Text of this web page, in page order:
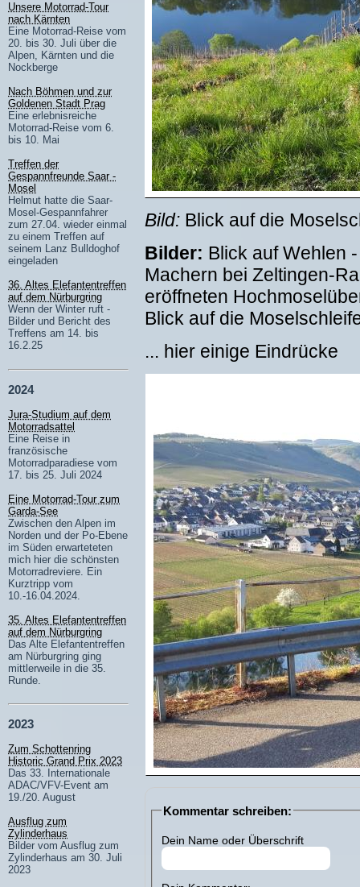
Unsere Motorrad-Tour
nach Kärnten
Eine Motorrad-Reise vom
20. bis 30. Juli über die
Alpen, Kärnten und die
Nockberge
Nach Böhmen und zur
Goldenen Stadt Prag
Eine erlebnisreiche
Motorrad-Reise vom 6.
bis 10. Mai
Treffen der
Gespannfreunde Saar -
Mosel
Helmut hatte die Saar-
Mosel-Gespannfahrer
zum 27.04. wieder einmal
zu einem Treffen auf
seinem Lanz Bulldoghof
eingeladen
36. Altes Elefantentreffen
auf dem Nürburgring
Wenn der Winter ruft -
Bilder und Bericht des
Treffens am 14. bis
16.2.25
2024
Jura-Studium auf dem
Motorradsattel
Eine Reise in
französische
Motorradparadiese vom
17. bis 25. Juli 2024
Eine Motorrad-Tour zum
Garda-See
Zwischen den Alpen im
Norden und der Po-Ebene
im Süden erwarteteten
mich hier die schönsten
Motorradreviere. Ein
Kurztripp vom
10.-16.04.2024.
35. Altes Elefantentreffen
auf dem Nürburgring
Das Alte Elefantentreffen
am Nürburgring ging
mittlerweile in die 35.
Runde.
2023
Zum Schottenring
Historic Grand Prix 2023
Das 33. Internationale
ADAC/VFV-Event am
19./20. August
Ausflug zum
Zylinderhaus
Bilder vom Ausflug zum
Zylinderhaus am 30. Juli
2023
Bild: Blick auf die
Bilder: Blick auf Wehlen
Machern bei Zeltingen-
eröffneten
Blick auf die
... hier einige Eindrücke
Kommentar schreiben:
Dein Name oder Überschrift